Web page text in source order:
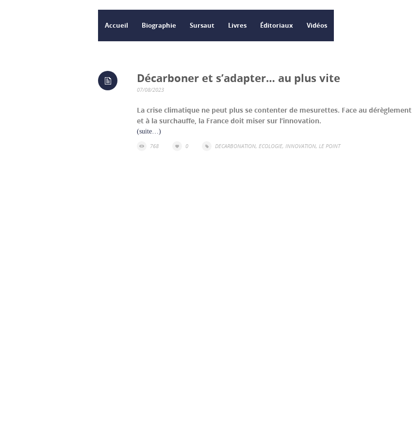
Accueil Biographie Sursaut Livres Éditoriaux Vidéos
Décarboner et s’adapter… au plus vite
07/08/2023
La crise climatique ne peut plus se contenter de mesurettes. Face au dérèglement
et à la surchauffe, la France doit miser sur l’innovation.
(suite…)
768
0 DECARBONATION, ECOLOGIE, INNOVATION, LE POINT